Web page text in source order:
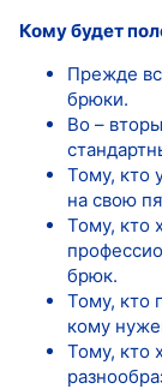
Кому будет
Прежде
брюки.
Во –
Тому, кто
на свою
Тому, кто
брюк.
Тому, кто
кому
Тому, кто